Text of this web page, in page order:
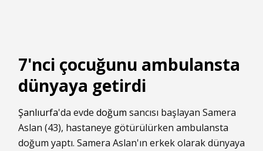
7'nci çocuğunu ambulansta
dünyaya getirdi
Şanlıurfa'da evde doğum sancısı başlayan Samera
Aslan (43), hastaneye götürülürken ambulansta
doğum yaptı. Samera Aslan'ın erkek olarak dünyaya